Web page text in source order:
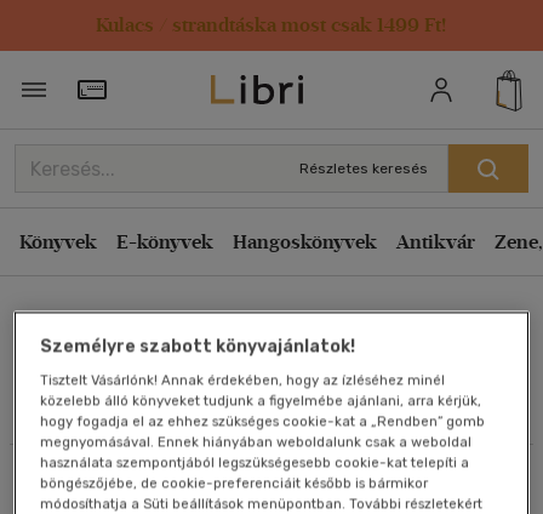
Kulacs / strandtáska most csak 1499 Ft!
Törzsvásárlói Kártya adatai
Részletes keresés
Könyvek E-könyvek Hangoskönyvek Antikvár
Iványi Péter
Művei
Szűrés Rendezés
Rendezés
Kiadás éve szerint csökkenő
Ár szerint csökkenő
Eladott darabszám szerint csökkenő
Eladott darabszám szerint növekvő
Cím szerint A-Z
Szerző szerint A-Z
Megjelenítés
Személyre szabott könyvajánlatok!
Tisztelt Vásárlónk! Annak érdekében, hogy az ízléséhez minél
közelebb álló könyveket tudjunk a figyelmébe ajánlani, arra kérjük,
hogy fogadja el az ehhez szükséges cookie-kat a „Rendben” gomb
megnyomásával. Ennek hiányában weboldalunk csak a weboldal
használata szempontjából legszükségesebb cookie-kat telepíti a
böngészőjébe, de cookie-preferenciáit később is bármikor
módosíthatja a Süti beállítások menüpontban. További részletekért